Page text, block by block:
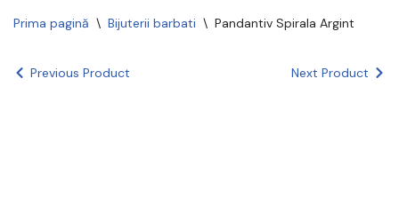
Prima pagină \ Bijuterii barbati \ Pandantiv Spirala Argint
Previous Product Next Product